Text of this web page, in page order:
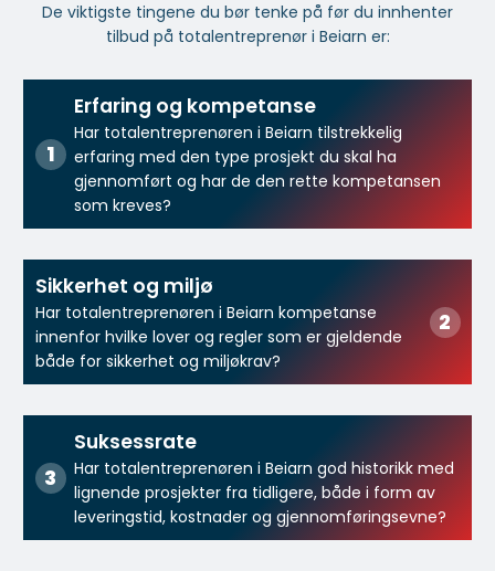
De viktigste tingene du bør tenke på før du innhenter
tilbud på totalentreprenør i Beiarn er:
Erfaring og kompetanse
Har totalentreprenøren i Beiarn tilstrekkelig
erfaring med den type prosjekt du skal ha
gjennomført og har de den rette kompetansen
som kreves?
Sikkerhet og miljø
Har totalentreprenøren i Beiarn kompetanse
innenfor hvilke lover og regler som er gjeldende
både for sikkerhet og miljøkrav?
Suksessrate
Har totalentreprenøren i Beiarn god historikk med
lignende prosjekter fra tidligere, både i form av
leveringstid, kostnader og gjennomføringsevne?